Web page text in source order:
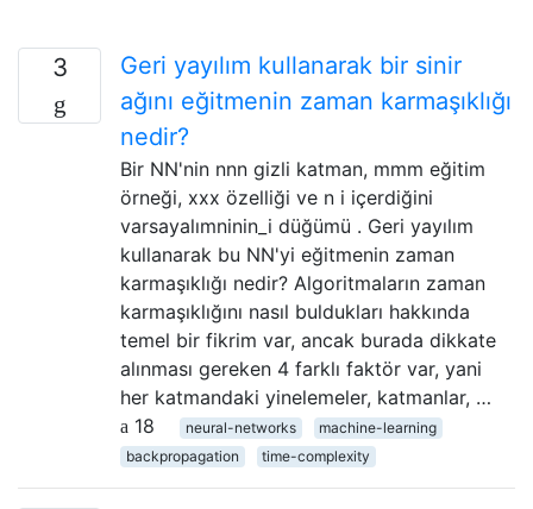
3
Geri yayılım kullanarak bir sinir
ağını eğitmenin zaman karmaşıklığı
nedir?
Bir NN'nin nnn gizli katman, mmm eğitim
örneği, xxx özelliği ve n i içerdiğini
varsayalımninin_i düğümü . Geri yayılım
kullanarak bu NN'yi eğitmenin zaman
karmaşıklığı nedir? Algoritmaların zaman
karmaşıklığını nasıl buldukları hakkında
temel bir fikrim var, ancak burada dikkate
alınması gereken 4 farklı faktör var, yani
her katmandaki yinelemeler, katmanlar, …
18
neural-networks
machine-learning
backpropagation
time-complexity